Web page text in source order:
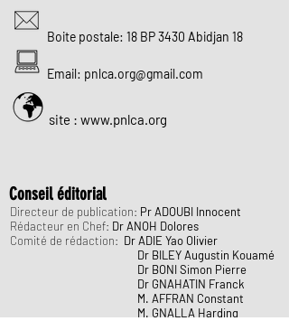
Boite postale: 18 BP 3430 Abidjan 18
Email: pnlca.org@gmail.com
site : www.pnlca.org
Conseil éditorial
Directeur de publication: Pr ADOUBI Innocent
Rédacteur en Chef: Dr ANOH Dolores
Comité de rédaction: Dr ADIE Yao Olivier
Dr BILEY Augustin Kouamé
Dr BONI Simon Pierre
Dr GNAHATIN Franck
M. AFFRAN Constant
M. GNALLA Harding